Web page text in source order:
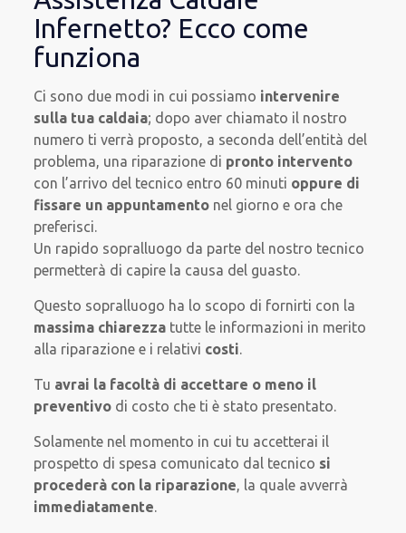
Infernetto? Ecco come
funziona
Ci sono due modi in cui possiamo intervenire
sulla tua caldaia; dopo aver chiamato il nostro
numero ti verrà proposto, a seconda dell’entità del
problema, una riparazione di pronto intervento
con l’arrivo del tecnico entro 60 minuti oppure di
fissare un appuntamento nel giorno e ora che
preferisci.
Un rapido sopralluogo da parte del nostro tecnico
permetterà di capire la causa del guasto.
Questo sopralluogo ha lo scopo di fornirti con la
massima chiarezza tutte le informazioni in merito
alla riparazione e i relativi costi.
Tu avrai la facoltà di accettare o meno il
preventivo di costo che ti è stato presentato.
Solamente nel momento in cui tu accetterai il
prospetto di spesa comunicato dal tecnico si
procederà con la riparazione, la quale avverrà
immediatamente.